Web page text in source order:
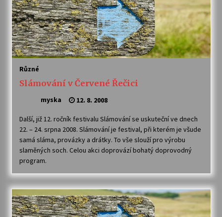
Různé
Slámování v Červené Řečici
myska 12. 8. 2008
Další, již 12. ročník festivalu Slámování se uskuteční ve dnech
22. – 24. srpna 2008. Slámování je festival, při kterém je všude
samá sláma, provázky a drátky. To vše slouží pro výrobu
slaměných soch. Celou akci doprovází bohatý doprovodný
program.